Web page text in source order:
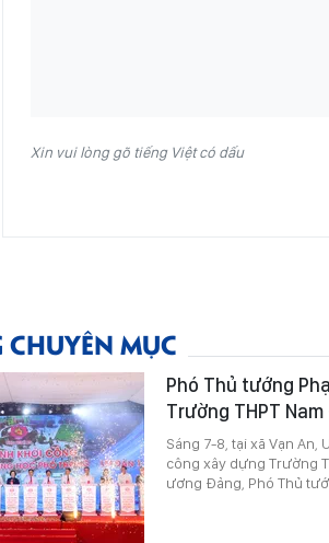
Xin vui lòng gõ tiếng Việt có dấu
MỤC
Phó Thủ tướng
Trường THPT Nam
Sáng 7-8, tại xã Vạn
công xây dựng Trường
ương Đảng, Phó Thủ